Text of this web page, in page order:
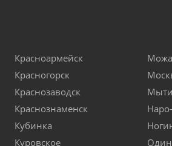
Красноармейск
Красногорск
Краснозаводск
Краснознаменск
Кубинка
Куровское